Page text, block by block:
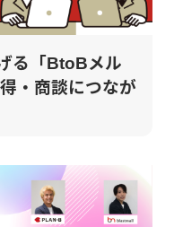
る「BtoBメル
・商談につなが